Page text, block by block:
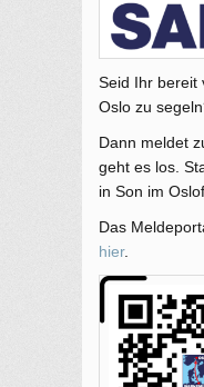
Seid Ihr bereit
Oslo zu
Dann meldet
geht es los.
in Son im
Das
hier.